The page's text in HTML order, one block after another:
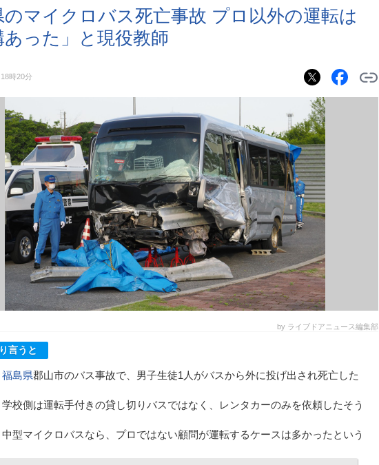
のマイクロバス死亡事故 プロ以外の運転は
あった」と現役教師
時20分
by ライブドアニュース編集部
言うと
福島県郡山市のバス事故で、男子生徒1人がバスから外に投げ出され死亡した
学校側は運転手付きの貸し切りバスではなく、レンタカーのみを依頼したそう
中型マイクロバスなら、プロではない顧問が運転するケースは多かったという